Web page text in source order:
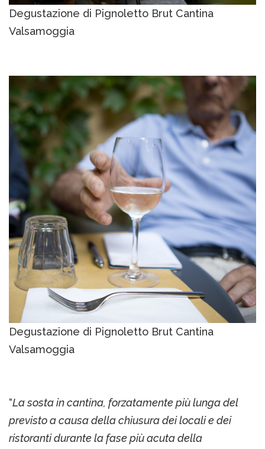
Degustazione di Pignoletto Brut Cantina
Valsamoggia
Degustazione di Pignoletto Brut Cantina
Valsamoggia
“La sosta in cantina, forzatamente più lunga del
previsto a causa della chiusura dei locali e dei
ristoranti durante la fase più acuta della